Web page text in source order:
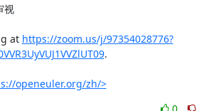
视
at https://zoom.us/j/97354028776?
.
openeuler.org/zh/>
0